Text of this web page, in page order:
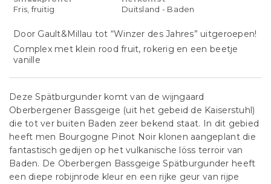
Fris, fruitig Duitsland - Baden
Door Gault&Millau tot “Winzer des Jahres” uitgeroepen!
Complex met klein rood fruit, rokerig en een beetje
vanille
Deze Spätburgunder komt van de wijngaard
Oberbergener Bassgeige (uit het gebeid de Kaiserstuhl)
die tot ver buiten Baden zeer bekend staat. In dit gebied
heeft men Bourgogne Pinot Noir klonen aangeplant die
fantastisch gedijen op het vulkanische löss terroir van
Baden. De Oberbergen Bassgeige Spätburgunder heeft
een diepe robijnrode kleur en een rijke geur van rijpe